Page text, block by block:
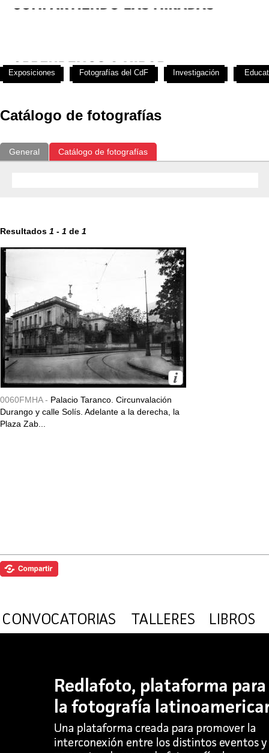
Catálogo de fotografías
General Catálogo de fotografías
Resultados 1 - 1 de 1
0060FMHA - Palacio Taranco. Circunvalación
Durango y calle Solís. Adelante a la derecha, la
Plaza Zab...
Exposiciones Fotografías del CdF Investigación